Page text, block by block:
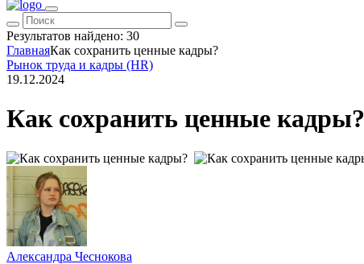
Результатов найдено: 30
ГлавнаяКак сохранить ценные кадры?
Рынок труда и кадры (HR)
19.12.2024
Как сохранить ценные кадры?
Александра Чеснокова